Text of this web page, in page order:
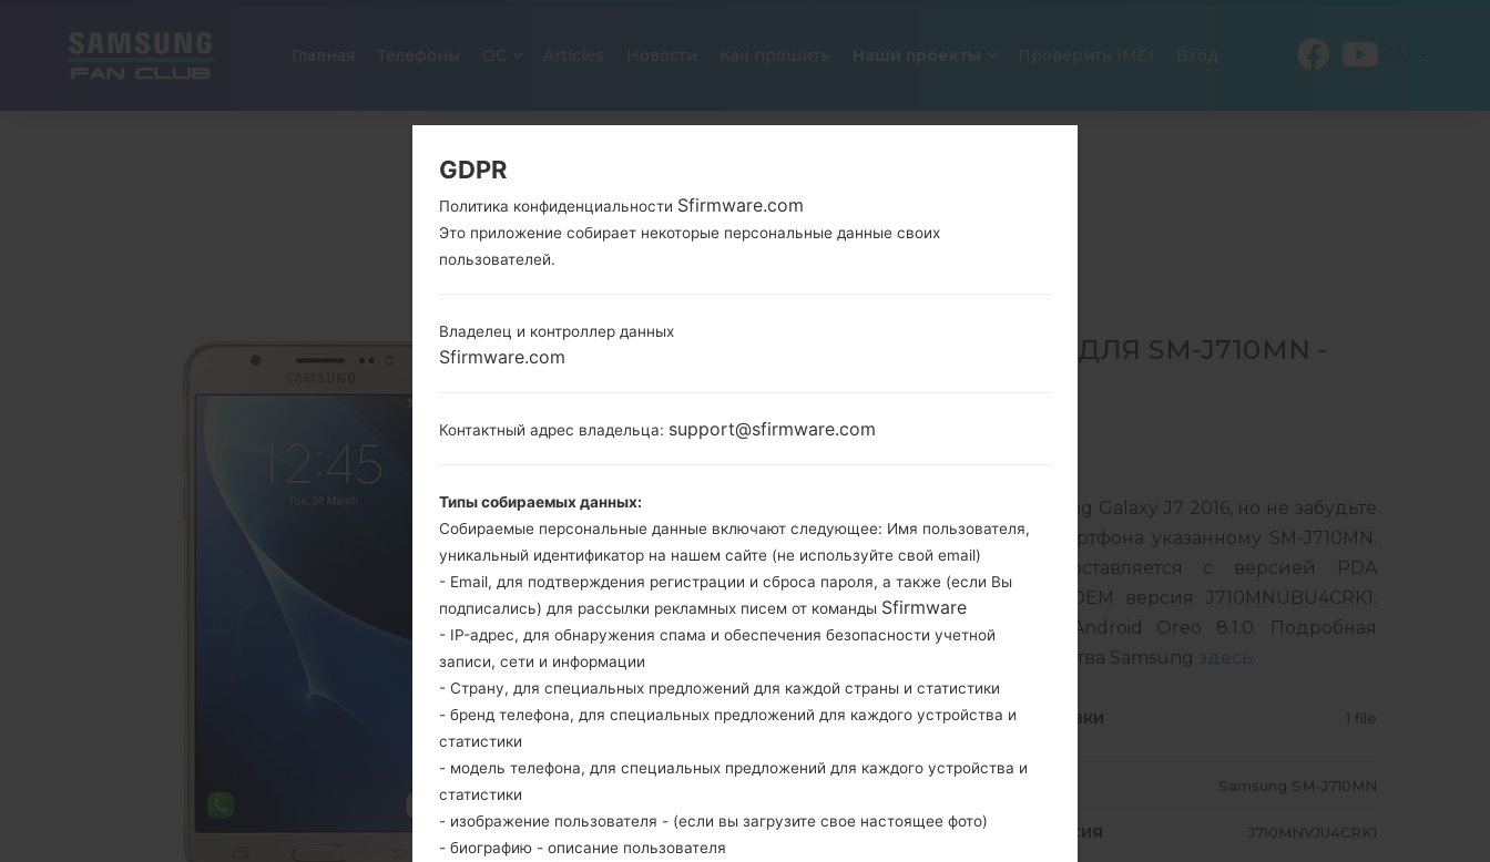
Новости Как прошить Наши проекты Проверить IMEI Вход
ОФИЦИАЛЬНАЯ ПРОШИВКА #62346 ДЛЯ SM-J710MN -
Главная →Galaxy J7 2016 →SamsungSM-J710MN
Загрузите последнее обновление прошивки для Samsung Galaxy J7 2016, но не забудьте
проверить, соответствует ли номер модели вашего смартфона указанному SM-J710MN.
Код прошивки COO для COLOMBIA. Продукт поставляется с версией PDA
J710MNVJU4CRK1 и версия CSC J710MNUUB4CSA1, MODEM версия J710MNUBU4CRK1.
Версия операционной системы данной прошивки Android Oreo 8.1.0. Подробная
инструкция, как прошить стоковую прошивку на устройства Samsung здесь
НАЗВАНИЕ ФАЙЛА
SM-J710MN_1_20190115100414_y
ТИП ПРОШИВКИ 1 file
Samsung SM-J710MN
ОПЕРАЦИОННАЯ
СИСТЕМА
Android Oreo 8.1.0 PDA/AP ВЕРСИЯ J710MNVJU4CRK1
GDPR
Политика конфиденциальности Sfirmware.com
Это приложение собирает некоторые персональные данные своих
пользователей.
Владелец и контроллер данных
Sfirmware.com
Контактный адрес владельца: support@sfirmware.com
Типы собираемых данных:
Собираемые персональные данные включают следующее: Имя пользователя,
уникальный идентификатор на нашем сайте (не используйте свой email)
- Email, для подтверждения регистрации и сброса пароля, а также (если Вы
подписались) для рассылки рекламных писем от команды Sfirmware
- IP-адрес, для обнаружения спама и обеспечения безопасности учетной
записи, сети и информации
- Страну, для специальных предложений для каждой страны и статистики
- бренд телефона, для специальных предложений для каждого устройства и
статистики
- модель телефона, для специальных предложений для каждого устройства и
статистики
- изображение пользователя - (если вы загрузите свое настоящее фото)
- биографию - описание пользователя